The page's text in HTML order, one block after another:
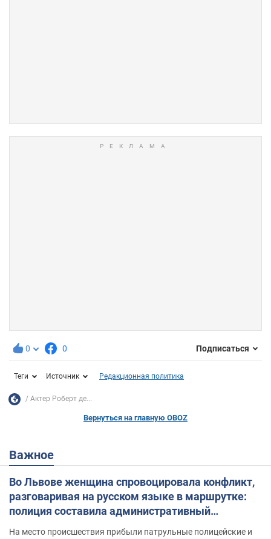
0 0 Подписаться
Теги Источник Редакционная политика
Актер Роберт де...
Вернуться на главную OBOZ
Важное
Во Львове женщина спровоцировала конфликт,
разговаривая на русском языке в маршрутке:
полиция составила административный
На место происшествия прибыли патрульные полицейские и